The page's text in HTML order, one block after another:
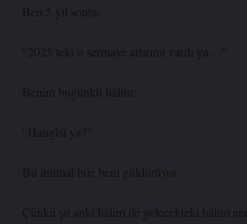
Ben 5 yıl sonra:
“2025’teki o sermaye artırımı vardı ya…”
Benim bugünkü hâlim:
“Hangisi ya?”
Bu ihtimal bile beni güldürüyor.
Çünkü şu anki hâlim ile gelecekteki hâlim